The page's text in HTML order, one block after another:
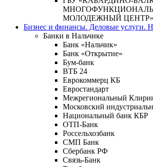
МОЛОДЕЖНЫЙ ЦЕНТР»
Бизнес и финансы. Деловые услуги.
Банки в Нальчике
Банк «Нальчик»
Банк «Открытие»
Бум-банк
ВТБ 24
Еврокоммерц КБ
Евростандарт
Межрегиональный
Московский
Национальный банк КБР
ОТП-Банк
Россельхозбанк
СМП Банк
Сбербанк РФ
Связь-Банк